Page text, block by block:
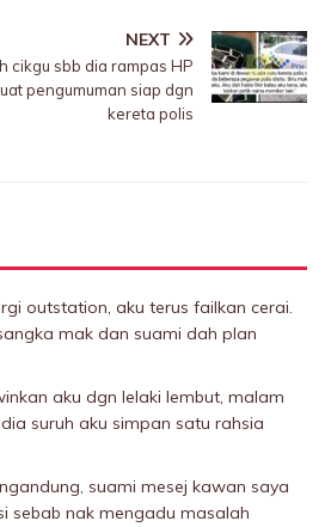
NEXT
cikgu sbb dia rampas HP
pengumuman siap dgn
kereta polis
outstation, aku terus failkan cerai.
mak dan suami dah plan
aku dgn lelaki Iembut, malam
suruh aku simpan satu rahsia
suami mesej kawan saya
sebab nak mengadu masalah